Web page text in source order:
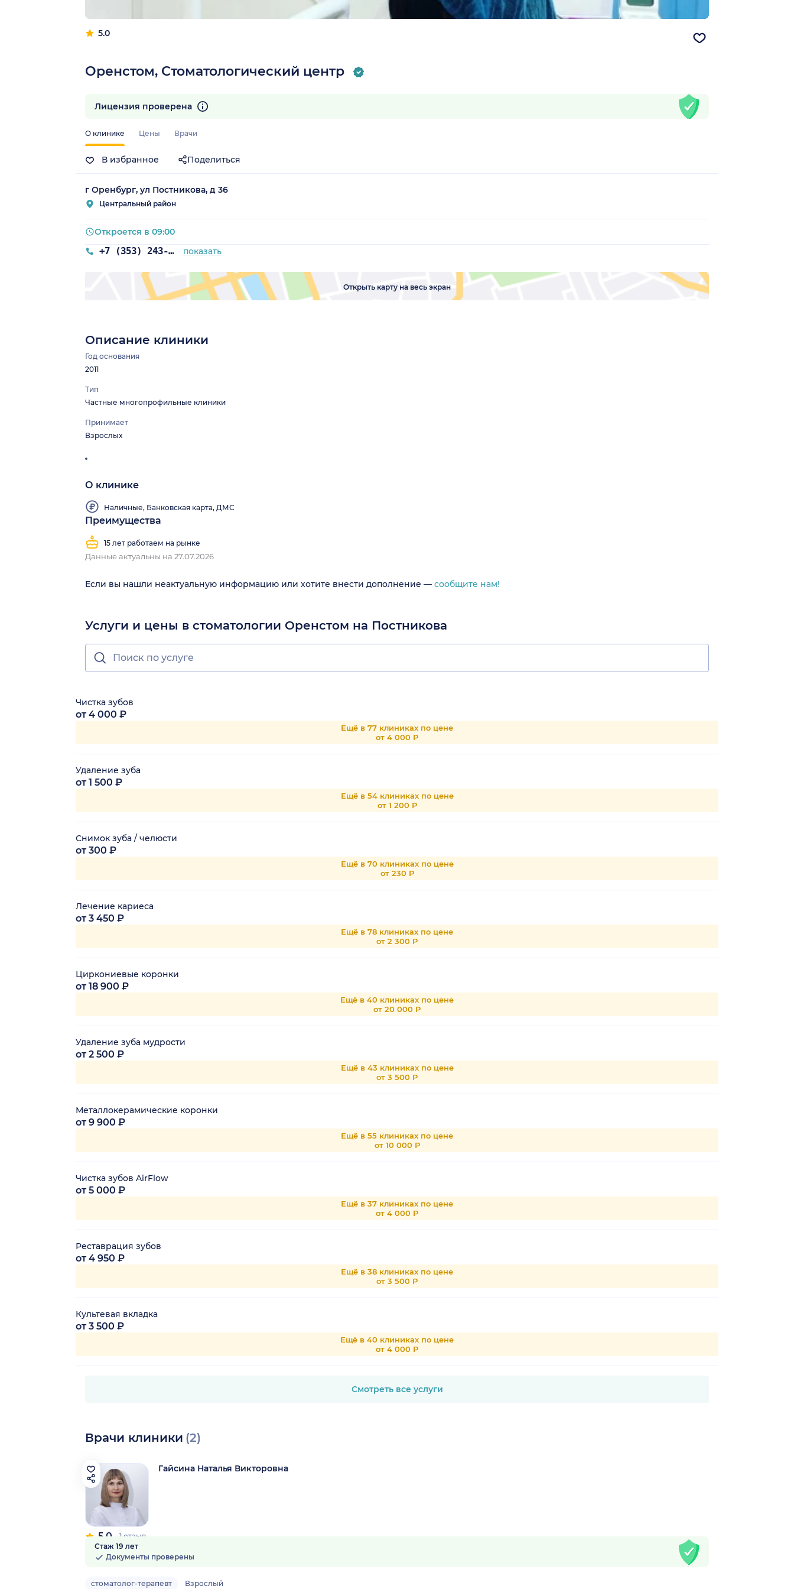
Оренстом, Стоматологический центр
5.0
О клинике Цены Врачи
В избранное Поделиться
Лицензия проверена
г Оренбург, ул Постникова, д 36
Центральный район
+7 (353) 243-25-08 показать
Откроется в 09:00
Открыть карту на весь экран
Описание клиники
Год основания
2011
Тип
Частные многопрофильные клиники
Принимает
Взрослых
О клинике
Наличные, Банковская карта, ДМС
Преимущества
15 лет работаем на рынке
Данные актуальны на 27.07.2026
Если вы нашли неактуальную информацию или хотите внести дополнение — сообщите нам!
Услуги и цены в стоматологии Оренстом на Постникова
Чистка зубов
от 4 000 ₽
Ещё в 77 клиниках по цене
от 4 000 Р
Удаление зуба
от 1 500 ₽
Ещё в 54 клиниках по цене
от 1 200 Р
Снимок зуба / челюсти
от 300 ₽
Ещё в 70 клиниках по цене
от 230 Р
Лечение кариеса
от 3 450 ₽
Ещё в 78 клиниках по цене
от 2 300 Р
Циркониевые коронки
от 18 900 ₽
Ещё в 40 клиниках по цене
от 20 000 Р
Удаление зуба мудрости
от 2 500 ₽
Ещё в 43 клиниках по цене
от 3 500 Р
Металлокерамические коронки
от 9 900 ₽
Ещё в 55 клиниках по цене
от 10 000 Р
Чистка зубов AirFlow
от 5 000 ₽
Ещё в 37 клиниках по цене
от 4 000 Р
Реставрация зубов
от 4 950 ₽
Ещё в 38 клиниках по цене
от 3 500 Р
Культевая вкладка
от 3 500 ₽
Ещё в 40 клиниках по цене
от 4 000 Р
Смотреть все услуги
Врачи клиники (2)
5.0 1 отзыв
Гайсина Наталья Викторовна
Стаж 19 лет
Документы проверены
стоматолог-терапевт Взрослый